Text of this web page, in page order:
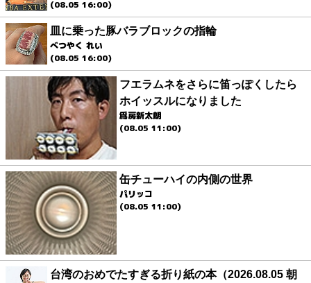
(08.05 16:00)
皿に乗った豚バラブロックの指輪
べつやく れい
(08.05 16:00)
フエラムネをさらに笛っぽくしたら
ホイッスルになりました
爲房新太朗
(08.05 11:00)
缶チューハイの内側の世界
パリッコ
(08.05 11:00)
台湾のおめでたすぎる折り紙の本（2026.08.05 朝